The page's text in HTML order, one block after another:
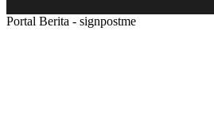
Portal Berita - signpostme